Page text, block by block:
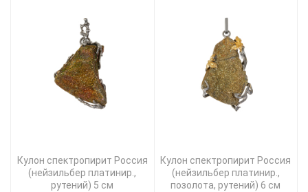
Кулон спектропирит Россия
(нейзильбер платинир.,
рутений) 5 см
Кулон спектропирит Россия
(нейзильбер платинир.,
позолота, рутений) 6 см